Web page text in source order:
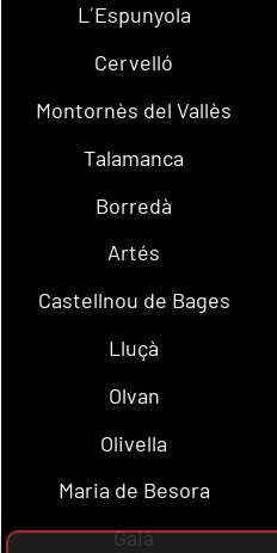
L´Espunyola
Cervelló
Montornès del Vallès
Talamanca
Borredà
Artés
Castellnou de Bages
Lluçà
Olvan
Olivella
Maria de Besora
Gaià